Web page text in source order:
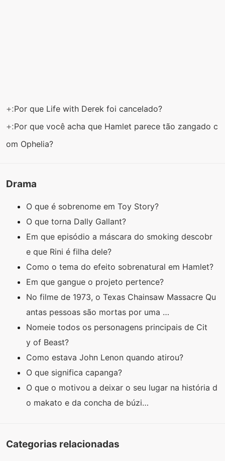
+:Por que Life with Derek foi cancelado?
+:Por que você acha que Hamlet parece tão zangado c
om Ophelia?
Drama
O que é sobrenome em Toy Story?
O que torna Dally Gallant?
Em que episódio a máscara do smoking descobr
e que Rini é filha dele?
Como o tema do efeito sobrenatural em Hamlet?
Em que gangue o projeto pertence?
No filme de 1973, o Texas Chainsaw Massacre Qu
antas pessoas são mortas por uma …
Nomeie todos os personagens principais de Cit
y of Beast?
Como estava John Lenon quando atirou?
O que significa capanga?
O que o motivou a deixar o seu lugar na história d
o makato e da concha de búzi…
Categorias relacionadas